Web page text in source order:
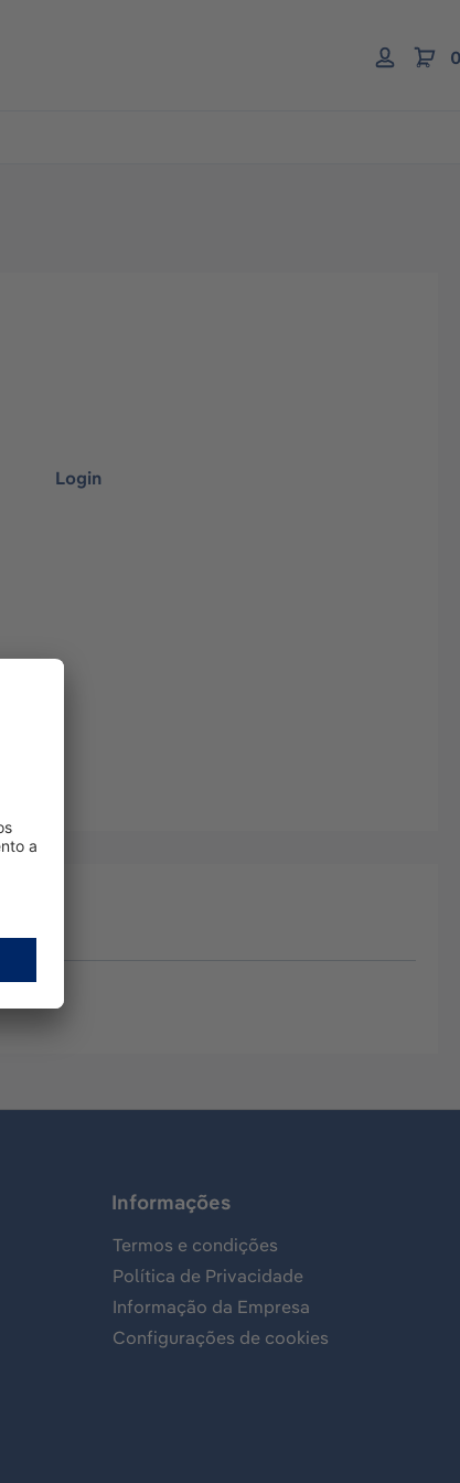
Login
Informações
Termos e condições
Política de Privacidade
Informação da Empresa
Configurações de cookies